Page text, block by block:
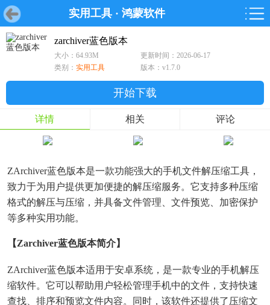
实用工具 · 鸿蒙软件
首页 游戏 软件
首页 游戏 软件 鸿蒙
游戏
鸿蒙
软件
专题
zarchiver蓝色版本
大小：64.93M
更新时间：2026-06-17
类别： 实用工具 版本：v1.7.0
开始下载
详情 相关 评论
ZArchiver蓝色版本是一款功能强大的手机文件解压缩工具，
致力于为用户提供更加便捷的解压缩服务。它支持多种压缩
格式的解压与压缩，并具备文件管理、文件预览、加密保护
等多种实用功能。
【zarchiver蓝色版本简介】
ZArchiver蓝色版本适用于安卓系统，是一款专业的手机解压
缩软件。它可以帮助用户轻松管理手机中的文件，支持快速
查找、排序和预览文件内容。同时，该软件还提供了压缩文